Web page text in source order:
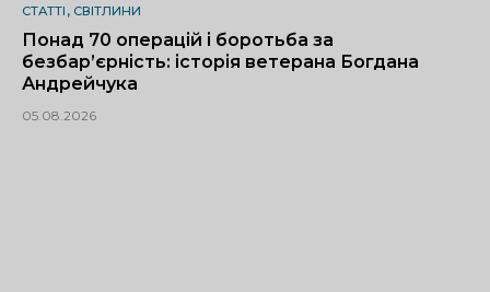
СТАТТІ СВІТЛИНИ
Понад 70 операцій і боротьба за
безбар’єрність: історія ветерана Богдана
Андрейчука
05.08.2026